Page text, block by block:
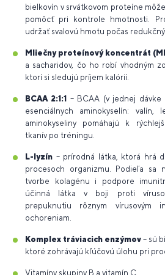
bielkovín v srvátkovom proteíne
pomôcť pri kontrole hmotnosti.
udržať svalovú hmotu počas
Mliečny proteínový koncentrát
a sacharidov, čo ho robí vhodným
ktorí si sledujú príjem kalórií.
BCAA 2:1:1 – BCAA (v jednej
esenciálnych aminokyselín:
aminokyseliny pomáhajú k
tkanív po tréningu.
L-lyzín – prírodná látka, ktorá hrá
procesoch organizmu. Podieľa sa
tvorbe kolagénu i podpore
účinná látka v boji proti
prepuknutiu rôznym vírusovým
ochoreniam.
Komplex tráviacich enzýmov – sú
ktoré zohrávajú kľúčovú úlohu pri
Vitamíny skupiny B a vitamín C